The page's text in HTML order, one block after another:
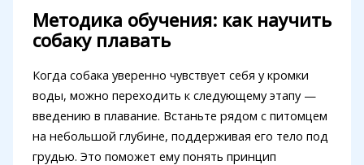
Методика обучения: как научить
собаку плавать
Когда собака уверенно чувствует себя у кромки
воды, можно переходить к следующему этапу —
введению в плавание. Встаньте рядом с питомцем
на небольшой глубине, поддерживая его тело под
грудью. Это поможет ему понять принцип